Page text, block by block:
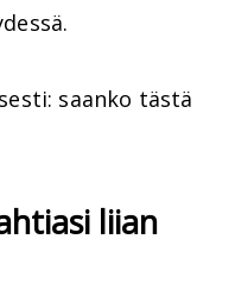
saanko tästä
liian